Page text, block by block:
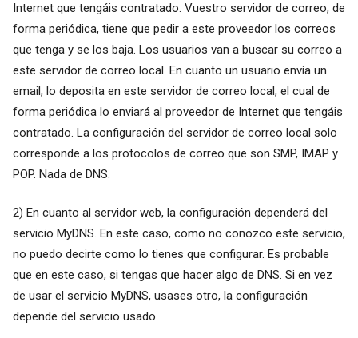
Internet que tengáis contratado. Vuestro servidor de correo, de
forma periódica, tiene que pedir a este proveedor los correos
que tenga y se los baja. Los usuarios van a buscar su correo a
este servidor de correo local. En cuanto un usuario envía un
email, lo deposita en este servidor de correo local, el cual de
forma periódica lo enviará al proveedor de Internet que tengáis
contratado. La configuración del servidor de correo local solo
corresponde a los protocolos de correo que son SMP, IMAP y
POP. Nada de DNS.
2) En cuanto al servidor web, la configuración dependerá del
servicio MyDNS. En este caso, como no conozco este servicio,
no puedo decirte como lo tienes que configurar. Es probable
que en este caso, si tengas que hacer algo de DNS. Si en vez
de usar el servicio MyDNS, usases otro, la configuración
depende del servicio usado.